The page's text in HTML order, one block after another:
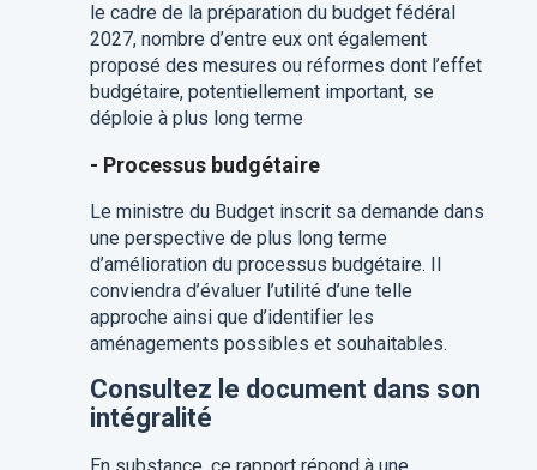
le cadre de la préparation du budget fédéral
2027, nombre d’entre eux ont également
proposé des mesures ou réformes dont l’effet
budgétaire, potentiellement important, se
déploie à plus long terme
- Processus budgétaire
Le ministre du Budget inscrit sa demande dans
une perspective de plus long terme
d’amélioration du processus budgétaire. Il
conviendra d’évaluer l’utilité d’une telle
approche ainsi que d’identifier les
aménagements possibles et souhaitables.
Consultez le document dans son
intégralité